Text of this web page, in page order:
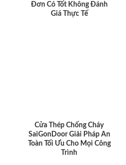
Đơn Có Tốt Không Đánh
Giá Thực Tế
Cửa Thép Chống Cháy
SaiGonDoor Giải Pháp An
Toàn Tối Ưu Cho Mọi Công
Trình